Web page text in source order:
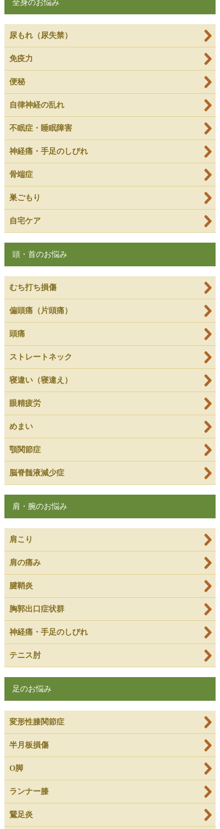
全身のお悩み
尿もれ（尿失禁）
免疫力
便秘
自律神経の乱れ
不眠症・睡眠障害
神経痛・手足のしびれ
骨端症
巣ごもり
自宅ケア
頭・首のお悩み
むち打ち損傷
偏頭痛（片頭痛）
頭痛
ストレートネック
寝違い（寝違え）
眼精疲労
めまい
顎関節症
脳脊髄液減少症
肩・腕のお悩み
肩こり
肩の痛み
腱鞘炎
胸郭出口症状群
神経痛・手足のしびれ
テニス肘
足のお悩み
変形性膝関節症
半月板損傷
O脚
ランナー膝
鵞足炎